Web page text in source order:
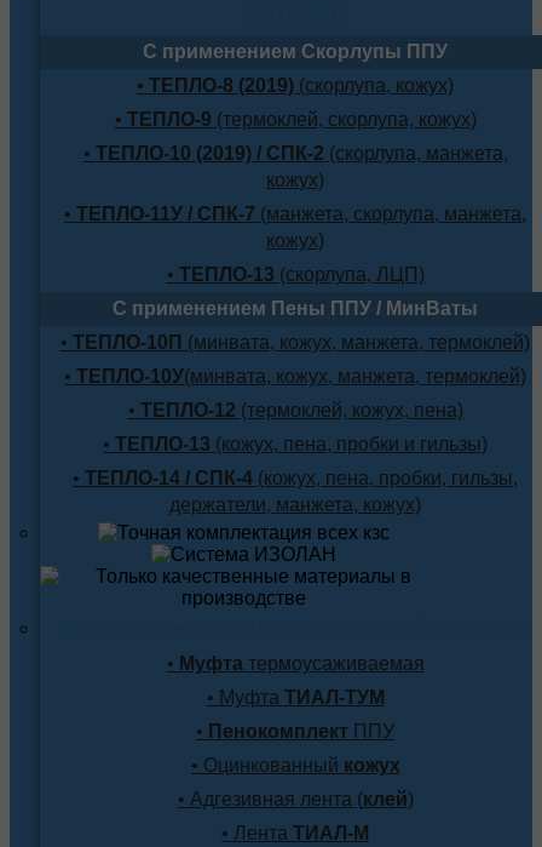
С применением Скорлупы ППУ
• ТЕПЛО-8 (2019) (скорлупа, кожух)
• ТЕПЛО-9 (термоклей, скорлупа, кожух)
• ТЕПЛО-10 (2019) / СПК-2 (скорлупа, манжета,
кожух)
• ТЕПЛО-11У / СПК-7 (манжета, скорлупа, манжета,
кожух)
• ТЕПЛО-13 (скорлупа, ЛЦП)
С применением Пены ППУ / МинВаты
• ТЕПЛО-10П (минвата, кожух, манжета, термоклей)
• ТЕПЛО-10У(минвата, кожух, манжета, термоклей)
• ТЕПЛО-12 (термоклей, кожух, пена)
• ТЕПЛО-13 (кожух, пена, пробки и гильзы)
• ТЕПЛО-14 / СПК-4 (кожух, пена, пробки, гильзы,
держатели, манжета, кожух)
• Муфтатермоусаживаемая
• Муфта ТИАЛ-ТУМ
• Пенокомплект ППУ
• Оцинкованный кожух
• Адгезивная лента (клей)
• Лента ТИАЛ-М